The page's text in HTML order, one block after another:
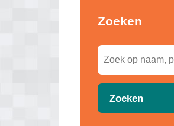
Zoeken
Zoeken